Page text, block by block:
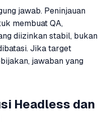
jawab. Peninjauan
membuat QA,
diizinkan stabil, bukan
Jika target
jawaban yang
Headless dan